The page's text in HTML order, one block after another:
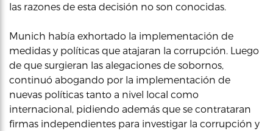
las razones de esta decisión no son conocidas.
Munich había exhortado la implementación de
medidas y políticas que atajaran la corrupción. Luego
de que surgieran las alegaciones de sobornos,
continuó abogando por la implementación de
nuevas políticas tanto a nivel local como
internacional, pidiendo además que se contrataran
firmas independientes para investigar la corrupción y